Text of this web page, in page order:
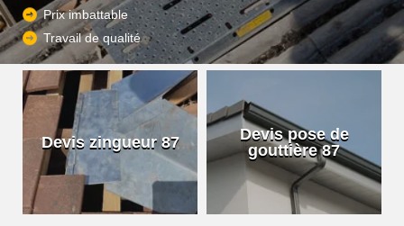
Prix imbattable
Travail de qualité
Devis zingueur 87
Devis pose de
gouttière 87